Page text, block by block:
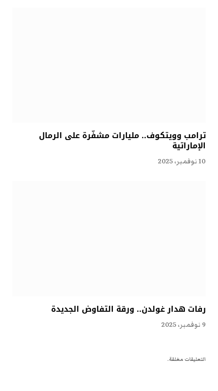
ترامب وويتكوف.. مليارات مشفّرة على الرمال
الإماراتية
10 نوفمبر، 2025
رفات هدار غولدن.. ورقة التفاوض الجديدة
9 نوفمبر، 2025
التعليقات مغلقة.